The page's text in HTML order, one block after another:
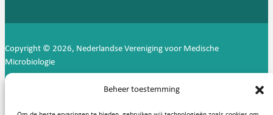
Beheer toestemming
Copyright © 2026, Nederlandse Vereniging voor Medische
Microbiologie